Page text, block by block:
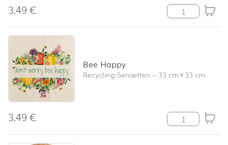
3,49€ Dandelion
Bee Happy
Recycling-Servietten –33 cm×33 cm
3,49€ Bee Happy